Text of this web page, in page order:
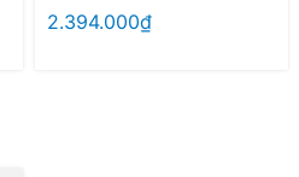
CLASSIC C1 45P-V 4,5KW
2.394.000₫